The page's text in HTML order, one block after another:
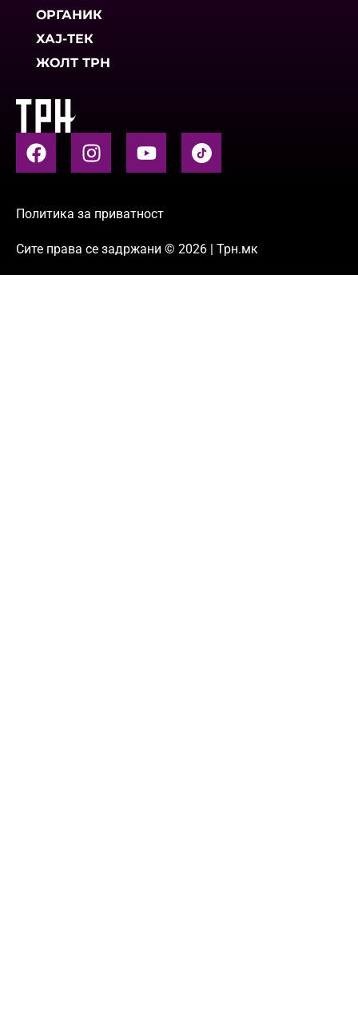
ОРГАНИК
ХАЈ-ТЕК
ЖОЛТ ТРН
Политика за приватност
Сите права се задржани © 2026 | Трн.мк